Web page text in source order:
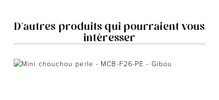
D'autres produits qui pourraient vous
intéresser